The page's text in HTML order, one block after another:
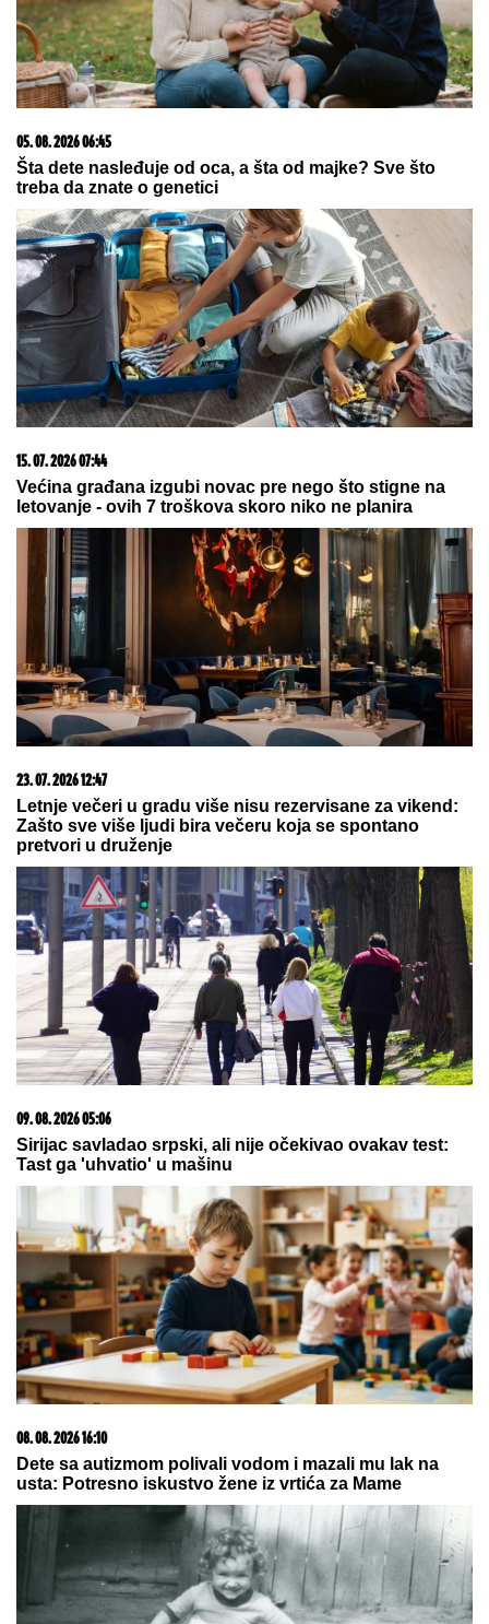
živi u Srbiji: Ima privatan bazen i fitnes salu
PRIČALO SE DA SE RAZVODEOvako
se Đanijev sin i snaja ponašaju kad
ih niko ne gleda, Minja objavila
SRBIJA NA UDARU PLjUSKOVA SA
GRMLjAVINOM Hitno se oglasio
RHMZ: Ovi delovi zemlje
najugroženiji
by Aklamator
03. 08. 2026 13:23
Hibrid broj 1 koji osvaja Evropu, sada po specijalnoj
akcijskoj ceni od 19.990€ do 31.8.
05. 08. 2026 06:45
Šta dete nasleđuje od oca, a šta od majke? Sve što
treba da znate o genetici
Većina građana izgubi novac pre nego što stigne na
letovanje - ovih 7 troškova skoro niko ne planira
23. 07. 2026 12:47
Letnje večeri u gradu više nisu rezervisane za vikend:
Zašto sve više ljudi bira večeru koja se spontano
pretvori u druženje